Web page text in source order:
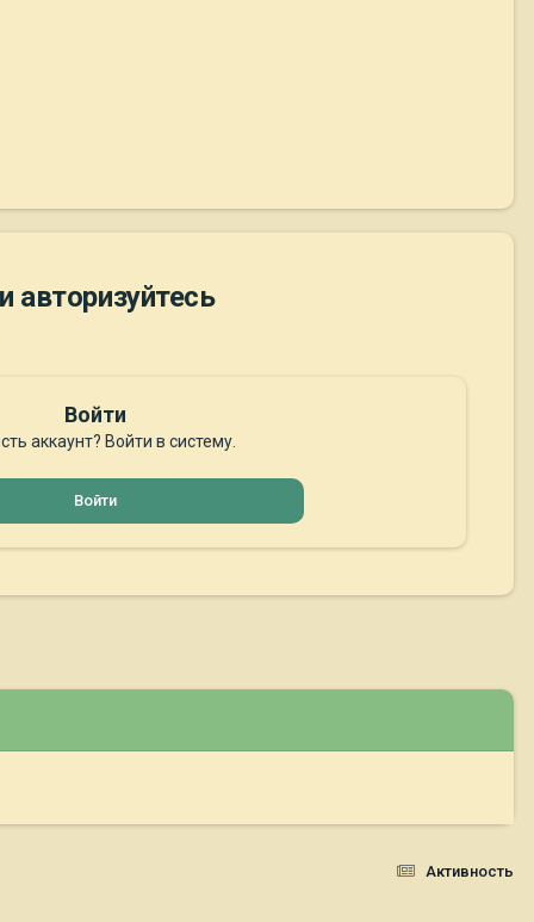
авторизуйтесь
Войти
аккаунт? Войти в систему.
Войти
Активность